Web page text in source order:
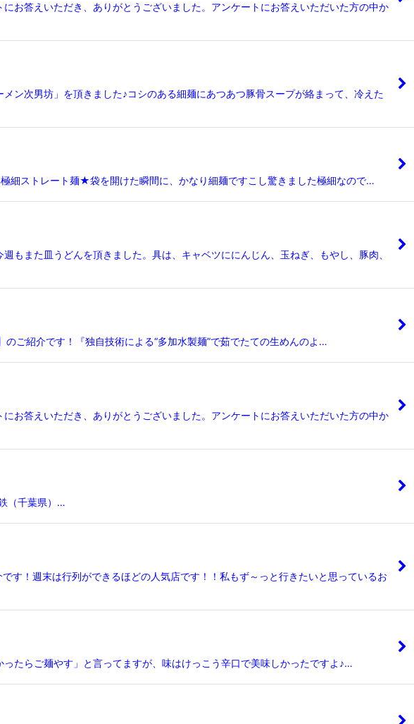
お答えいただき、ありがとうございました。アンケートにお答えいただいた方の中か
ン次男坊」を頂きました♪コシのある細麺にあつあつ豚骨スープが絡まって、冷えた
細ストレート麺★袋を開けた瞬間に、かなり細麺ですこし驚きました極細なので…
また皿うどんを頂きました。具は、キャベツににんじん、玉ねぎ、もやし、豚肉、
ご紹介です！『独自技術による“多加水製麺”で茹でたての生めんのよ…
お答えいただき、ありがとうございました。アンケートにお答えいただいた方の中か
（千葉県）…
す！週末は行列ができるほどの人気店です！！私もず～っと行きたいと思っているお
たらご麺やす」と言ってますが、味はけっこう辛口で美味しかったですよ♪…